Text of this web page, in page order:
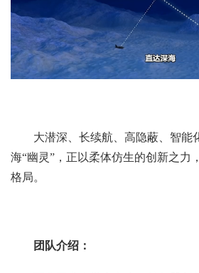
大潜深、长续航、高隐蔽、智能
海“幽灵”，正以柔体仿生的创新之力
格局。
团队介绍：